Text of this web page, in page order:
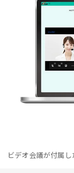
ビデオ会議が付属